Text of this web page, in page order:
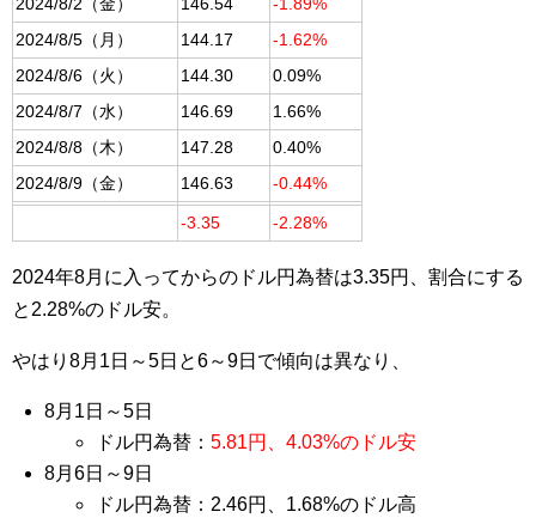
2024/8/2（金）
146.54
-1.89%
2024/8/5（月）
144.17
-1.62%
2024/8/6（火）
144.30
0.09%
2024/8/7（水）
146.69
1.66%
2024/8/8（木）
147.28
0.40%
2024/8/9（金）
146.63 -0.44%
-3.35 -2.28%
2024年8月に入ってからのドル円為替は3.35円、割合にする
と2.28%のドル安。
やはり8月1日～5日と6～9日で傾向は異なり、
8月1日～5日
ドル円為替：5.81円、4.03%のドル安
8月6日～9日
ドル円為替：2.46円、1.68%のドル高